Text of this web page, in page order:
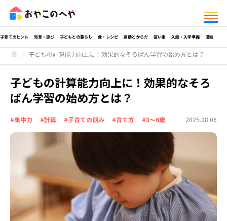
子育てのヒント 知育・遊び 子どもとの暮らし 食・レシピ 運動とからだ 習い事 入園・入学準備 漫画
子どもの計算能力向上に！効果的なそろばん学習の始め方とは？
子どもの計算能力向上に！効果的なそろ
ばん学習の始め方とは？
#集中力 #計算 #子育ての悩み #育て方 #3～6歳 2025.08.06